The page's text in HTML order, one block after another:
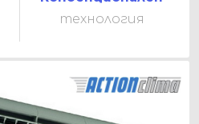
технология